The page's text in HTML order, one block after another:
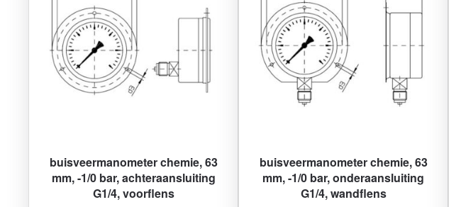
buisveermanometer chemie, 63
mm, -1/0 bar, achteraansluiting
G1/4, voorflens
buisveermanometer chemie, 63
mm, -1/0 bar, onderaansluiting
G1/4, wandflens